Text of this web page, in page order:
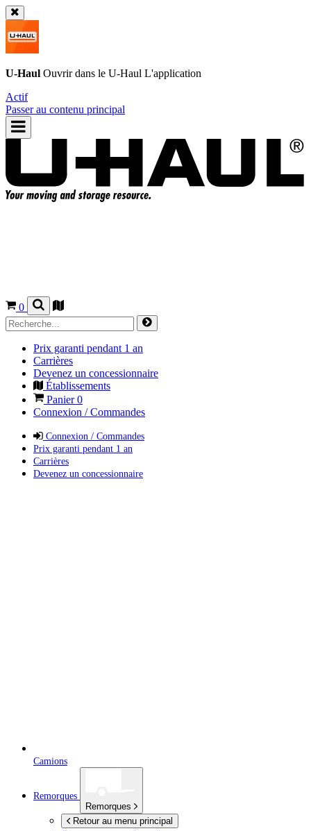
U-Haul Ouvrir dans le U-Haul L'application
Actif
Passer au contenu principal
0
Prix garanti pendant 1 an
Carrières
Devenez un concessionnaire
Établissements
Panier0
Connexion / Commandes
Connexion / Commandes
Prix garanti pendant 1 an
Carrières
Devenez un concessionnaire
Camions
Remorques
Remorques
Retour au menu principal